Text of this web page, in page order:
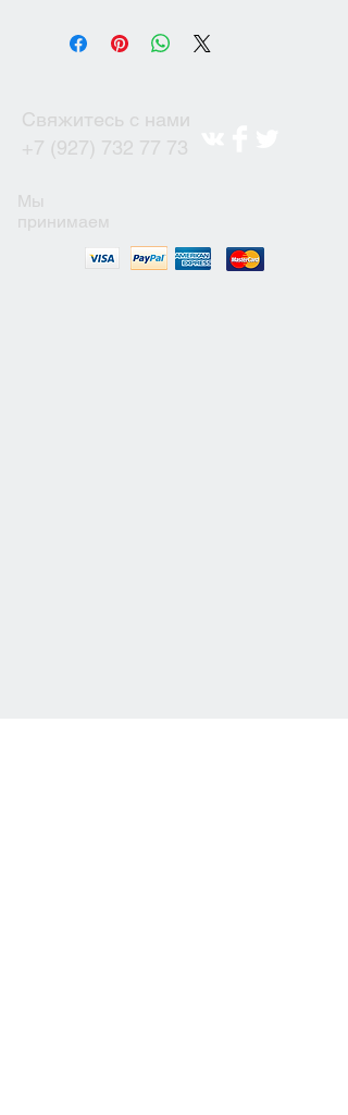
Свяжитесь с нами
+7 (927) 732 77 73
Мы
принимаем